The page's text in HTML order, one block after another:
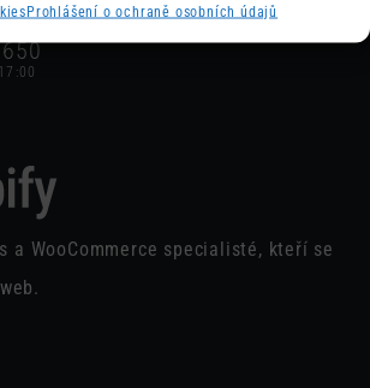
Prohlášení o ochraně osobních údajů
a WooCommerce specialisté, kteří se